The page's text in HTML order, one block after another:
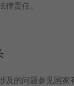
律责任。
及的问题参见国家